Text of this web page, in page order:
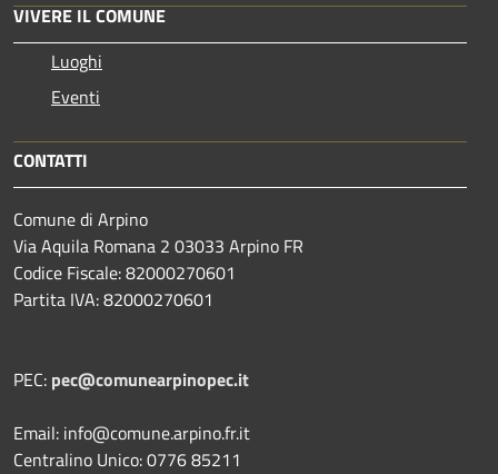
VIVERE IL COMUNE
Luoghi
Eventi
CONTATTI
Comune di Arpino
Via Aquila Romana 2 03033 Arpino FR
Codice Fiscale: 82000270601
Partita IVA: 82000270601
PEC: pec@comunearpinopec.it
Email: info@comune.arpino.fr.it
Centralino Unico: 0776 85211